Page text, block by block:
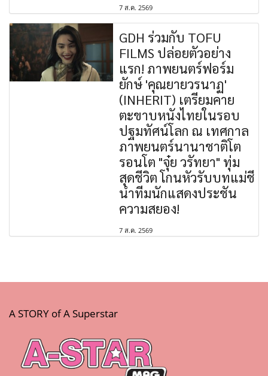
7 ส.ค. 2569
GDH ร่วมกับ TOFU
FILMS ปล่อยตัวอย่าง
แรก! ภาพยนตร์ฟอร์ม
ยักษ์ 'คุณยายวรนาฏ'
(INHERIT) เตรียมคาย
ตะขาบหนังไทยในรอบ
ปฐมทัศน์โลก ณ เทศกาล
ภาพยนตร์นานาชาติโต
รอนโต "จุ๋ย วรัทยา" ทุ่ม
สุดชีวิต โกนหัวรับบทแม่ชี
นำทีมนักแสดงประชัน
ความสยอง!
7 ส.ค. 2569
A STORY of A Superstar